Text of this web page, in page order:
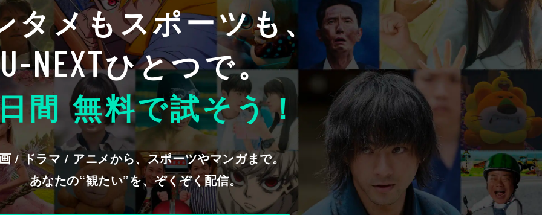
タメもスポーツも、
U-NEXTひとつで。
間 無料で試そう！
/ ドラマ / アニメから、スポーツやマンガまで。
あなたの“観たい”を、ぞくぞく配信。